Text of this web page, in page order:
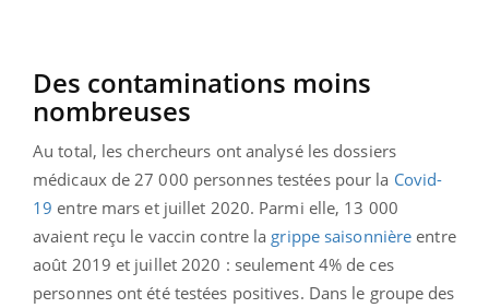
Des contaminations moins
nombreuses
Au total, les chercheurs ont analysé les dossiers
médicaux de 27 000 personnes testées pour la Covid-
19 entre mars et juillet 2020. Parmi elle, 13 000
avaient reçu le vaccin contre la grippe saisonnière entre
août 2019 et juillet 2020 : seulement 4% de ces
personnes ont été testées positives. Dans le groupe des